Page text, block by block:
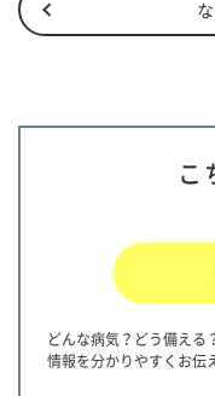
こ
どんな病気？どう備える
情報を分かりやすくお伝